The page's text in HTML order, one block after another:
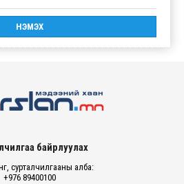
байрлуулах
сурталчилгааны алба:
+976 89400100